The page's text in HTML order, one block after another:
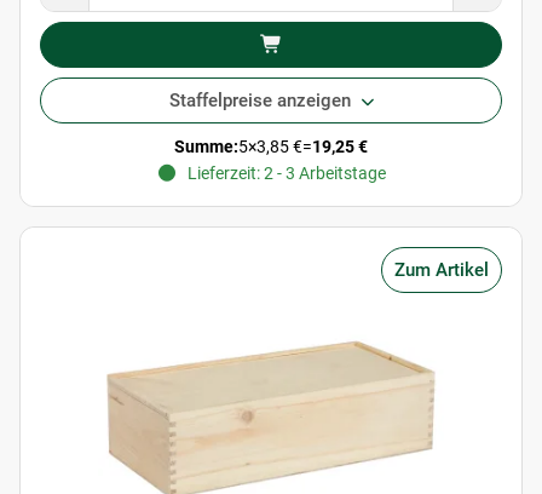
Staffelpreise anzeigen
Summe:5×3,85 €=19,25 €
Lieferzeit: 2 - 3 Arbeitstage
Zum Artikel